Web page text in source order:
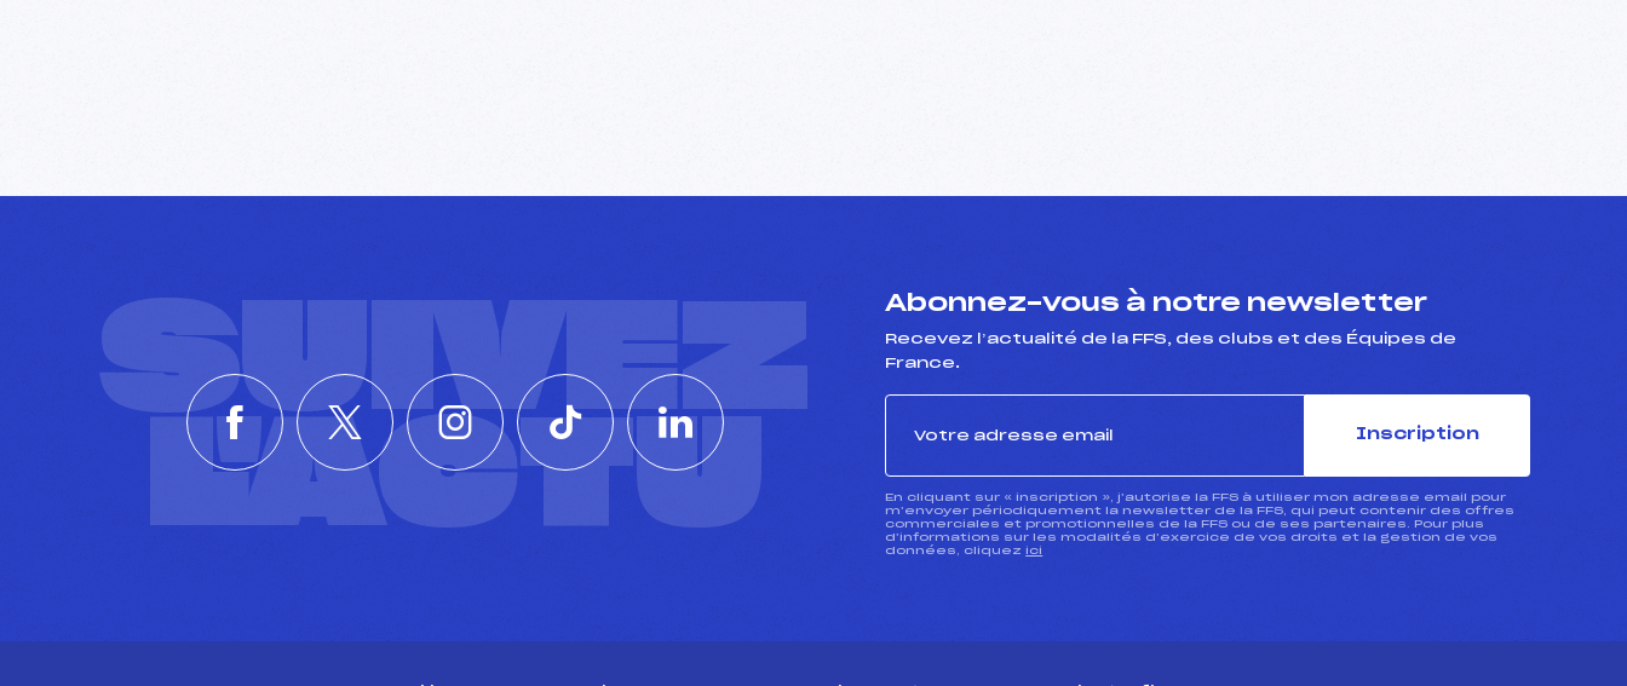
SUIVEZ
L'ACTU
Abonnez-vous à notre newsletter
Recevez l’actualité de la FFS, des clubs et des Équipes de
France.
Inscription
En cliquant sur « inscription », j’autorise la FFS à utiliser mon adresse email pour
m’envoyer périodiquement la newsletter de la FFS, qui peut contenir des offres
commerciales et promotionnelles de la FFS ou de ses partenaires. Pour plus
d’informations sur les modalités d’exercice de vos droits et la gestion de vos
données, cliquez ici